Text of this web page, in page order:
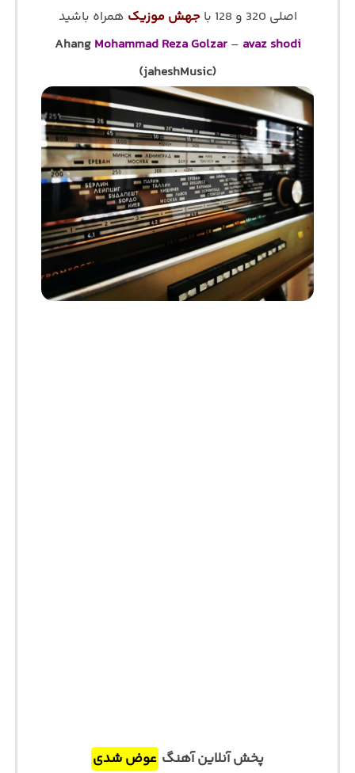
اصلی 320 و 128 با
جهش موزیک همراه باشید
Ahang Mohammad Reza Golzar– avaz shodi
(jaheshMusic)
پخش آنلاین آهنگ عوض شدی